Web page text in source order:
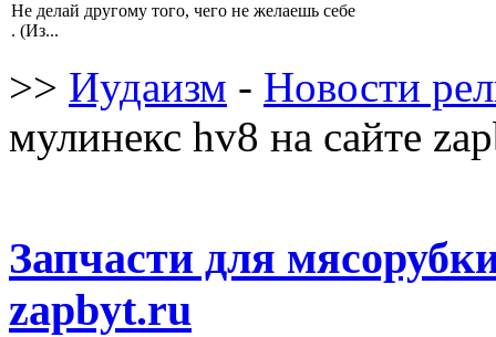
Не делай другому того, чего не желаешь себе
. (Из...
>> Иудаизм - Новости
мулинекс hv8 на сайте
Запчасти для
zapbyt.ru